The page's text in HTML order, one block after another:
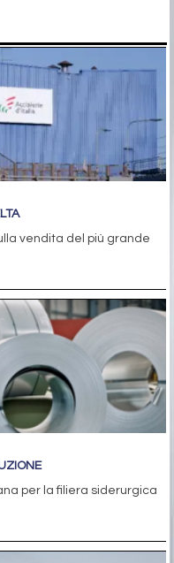
vendita del più grande
per la filiera siderurgica